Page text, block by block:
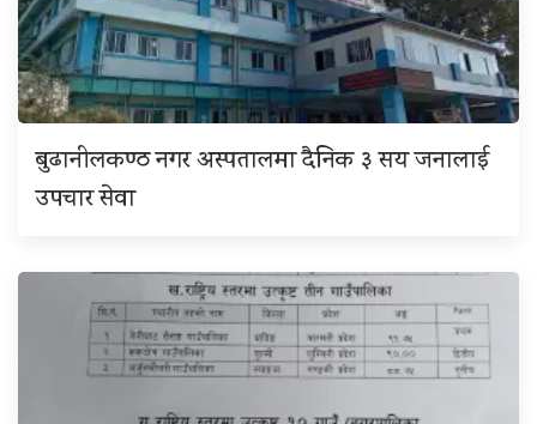
बुढानीलकण्ठ नगर अस्पतालमा दैनिक ३ सय जनालाई
उपचार सेवा